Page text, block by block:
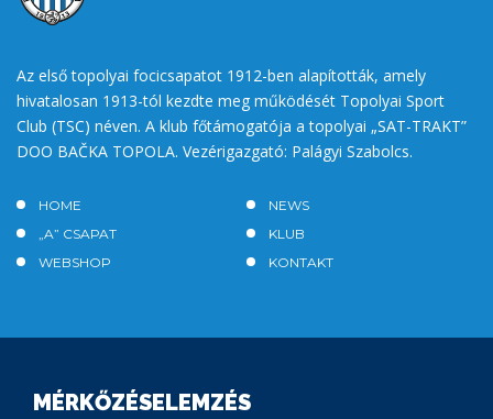
Az első topolyai focicsapatot 1912-ben alapították, amely
hivatalosan 1913-tól kezdte meg működését Topolyai Sport
Club (TSC) néven. A klub főtámogatója a topolyai „SAT-TRAKT”
DOO BAČKA TOPOLA. Vezérigazgató: Palágyi Szabolcs.
HOME
NEWS
„A” CSAPAT
KLUB
WEBSHOP
KONTAKT
MÉRKŐZÉSELEMZÉS